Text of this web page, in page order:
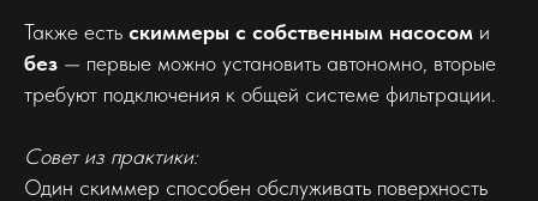
Также есть скиммеры с собственным насосом и
без — первые можно установить автономно, вторые
требуют подключения к общей системе фильтрации.
Совет из практики:
Один скиммер способен обслуживать поверхность